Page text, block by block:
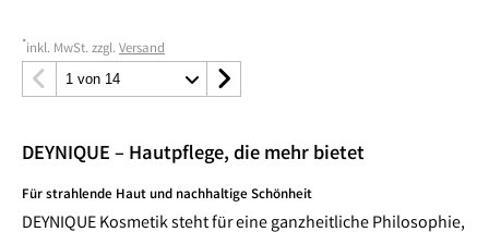
*inkl. MwSt. zzgl. Versand
DEYNIQUE – Hautpflege, die mehr bietet
Für strahlende Haut und nachhaltige Schönheit
DEYNIQUE Kosmetik steht für eine ganzheitliche Philosophie,